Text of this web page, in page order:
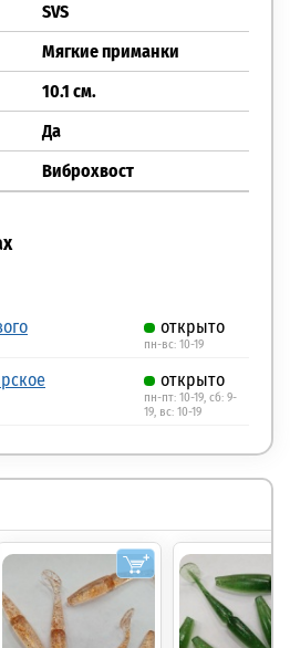
SVS
Мягкие приманки
10.1 см.
Да
Виброхвост
открыто
пн-вс: 10-19
открыто
пн-пт: 10-19, сб: 9-
19, вс: 10-19